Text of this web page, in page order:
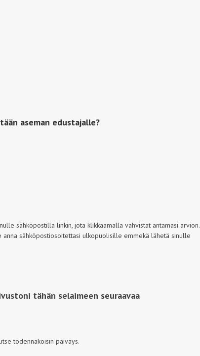
aseman edustajalle?
sähköpostilla linkin, jota klikkaamalla vahvistat antamasi arvion.
sähköpostiosoitettasi ulkopuolisille emmekä lähetä sinulle
tähän selaimeen seuraavaa
todennäköisin päiväys.